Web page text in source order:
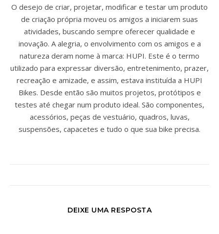
O desejo de criar, projetar, modificar e testar um produto
de criação própria moveu os amigos a iniciarem suas
atividades, buscando sempre oferecer qualidade e
inovação. A alegria, o envolvimento com os amigos e a
natureza deram nome à marca: HUPI. Este é o termo
utilizado para expressar diversão, entretenimento, prazer,
recreação e amizade, e assim, estava instituída a HUPI
Bikes. Desde então são muitos projetos, protótipos e
testes até chegar num produto ideal. São componentes,
acessórios, peças de vestuário, quadros, luvas,
suspensões, capacetes e tudo o que sua bike precisa.
DEIXE UMA RESPOSTA